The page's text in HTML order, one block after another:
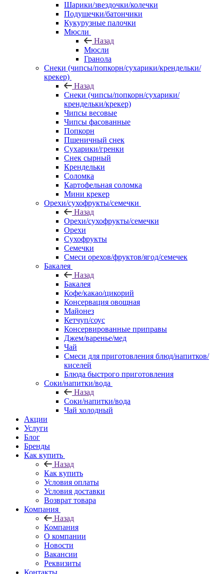
Шарики/звездочки/колечки
Подушечки/батончики
Кукурузные палочки
Мюсли
Назад
Мюсли
Гранола
Снеки (чипсы/попкорн/сухарики/крендельки/
крекер)
Назад
Снеки (чипсы/попкорн/сухарики/
крендельки/крекер)
Чипсы весовые
Чипсы фасованные
Попкорн
Пшеничный снек
Сухарики/гренки
Снек сырный
Крендельки
Соломка
Картофельная соломка
Мини крекер
Орехи/сухофрукты/семечки
Назад
Орехи/сухофрукты/семечки
Орехи
Сухофрукты
Семечки
Смеси орехов/фруктов/ягод/семечек
Бакалея
Назад
Бакалея
Кофе/какао/цикорий
Консервация овощная
Майонез
Кетчуп/соус
Консервированные приправы
Джем/варенье/мед
Чай
Смеси для приготовления блюд/напитков/
киселей
Блюда быстрого приготовления
Соки/напитки/вода
Назад
Соки/напитки/вода
Чай холодный
Акции
Услуги
Блог
Бренды
Как купить
Назад
Как купить
Условия оплаты
Условия доставки
Возврат товара
Компания
Назад
Компания
О компании
Новости
Вакансии
Реквизиты
Контакты